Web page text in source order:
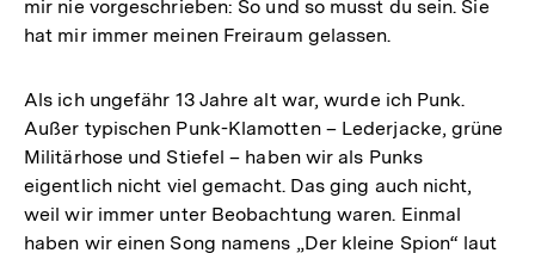
mir nie vorgeschrieben: So und so musst du sein. Sie
hat mir immer meinen Freiraum gelassen.
Als ich ungefähr 13 Jahre alt war, wurde ich Punk.
Außer typischen Punk-Klamotten – Lederjacke, grüne
Militärhose und Stiefel – haben wir als Punks
eigentlich nicht viel gemacht. Das ging auch nicht,
weil wir immer unter Beobachtung waren. Einmal
haben wir einen Song namens „Der kleine Spion“ laut